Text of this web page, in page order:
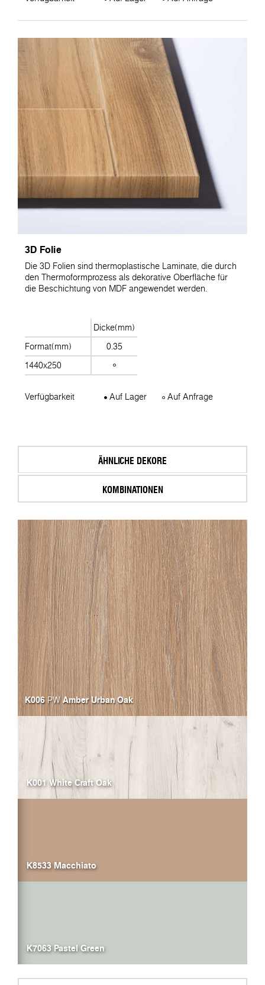
3D Folie
Die 3D Folien sind thermoplastische Laminate, die durch
den Thermoformprozess als dekorative Oberfläche für
die Beschichtung von MDF angewendet werden.
Dicke(mm)
Format(mm)
0.35
1440x250
Verfügbarkeit Auf Lager Auf Anfrage
ÄHNLICHE DEKORE
KOMBINATIONEN
K006 PWAmber Urban Oak
K001 White Craft Oak
K8533 Macchiato
K7063 Pastel Green